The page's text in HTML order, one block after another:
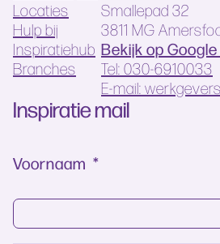
Locaties
Hulp bij
Inspiratiehub
Branches
Smallepad 32
3811 MG
Bekijk op
Tel: 030-6910033
E-mail:
Inspiratie mail
Voornaam *